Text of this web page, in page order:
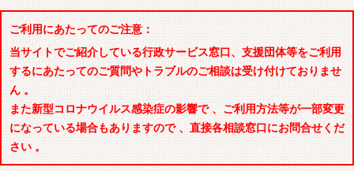
ご利用にあたってのご注意：
当サイトでご紹介している行政サービス窓口、支援団体等をご利用
するにあたってのご質問やトラブルのご相談は受け付けておりませ
ん 。
また新型コロナウイルス感染症の影響で 、ご利用方法等が一部変更
になっている場合もありますので 、直接各相談窓口にお問合せくだ
さい 。